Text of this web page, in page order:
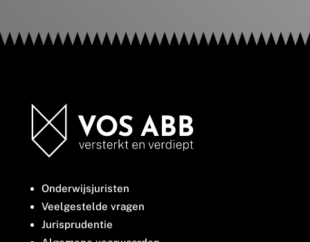
Onderwijsjuristen
Veelgestelde vragen
Jurisprudentie